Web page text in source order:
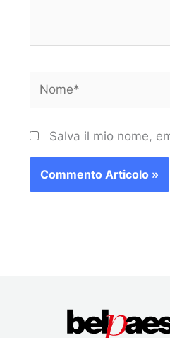
Salva il mio nome,